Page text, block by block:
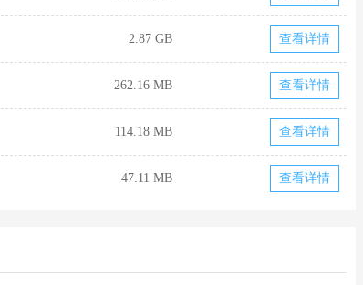
2.87 GB 查看详情
262.16 MB 查看详情
114.18 MB 查看详情
47.11 MB 查看详情